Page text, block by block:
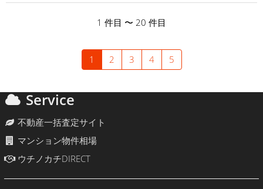
1 件目 〜 20 件目
1 2 3 4 5
Service
不動産一括査定サイト
マンション物件相場
ウチノカチDIRECT